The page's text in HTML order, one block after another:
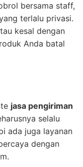
bersama staff,
terlalu privasi.
kesal dengan
Anda batal
jasa pengiriman
selalu
ada juga layanan
dengan